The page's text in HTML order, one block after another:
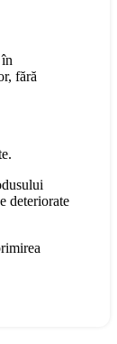
în
fără
deteriorate